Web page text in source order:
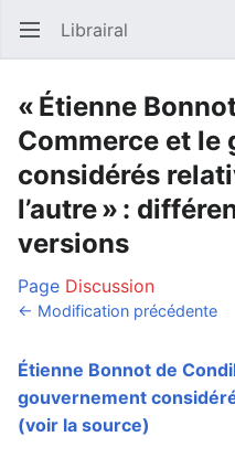
Ouvrir le menu principal Librairal
« Étienne
Commerce et le
considérés
l’autre » :
versions
Page Discussion
← Modification précédente
Étienne Bonnot de
gouvernement
(voir la source)